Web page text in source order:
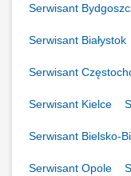
Serwisant
Serwisant Białystok
Serwisant
Serwisant Kielce
Serwisant Bielsko-
Serwisant Opole